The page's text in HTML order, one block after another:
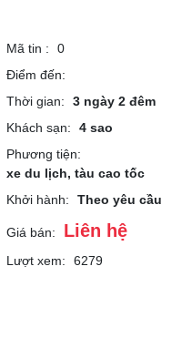
Mã tin :
0
Điểm đến:
Thời gian:
3 ngày 2 đêm
Khách sạn:
4 sao
Phương tiện:
xe du lịch, tàu cao tốc
Khởi hành:
Theo yêu cầu
Giá bán: Liên hệ
Lượt xem: 6279